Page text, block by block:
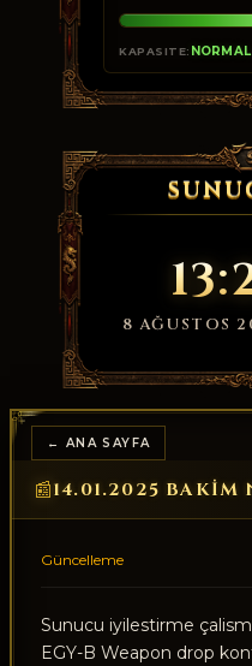
KAPASITE: NORMAL
8 AĞUSTOS
← ANA SAYFA
📰14.01.2025 BAKIM
Güncelleme
Sunucu iyilestirme
EGY-B Weapon drop